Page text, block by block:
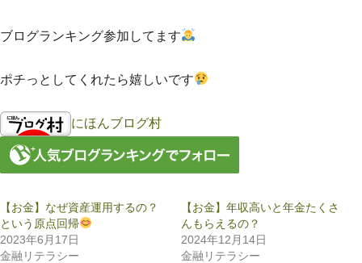
ブログランキング参加してます
ポチっとしてくれたら嬉しいです
にほんブログ村
【お金】なぜ資産運用するの？
という原点回帰
2023年6月17日
金融リテラシー
【お金】年収高いと年金たくさ
んもらえるの？
2024年12月14日
金融リテラシー